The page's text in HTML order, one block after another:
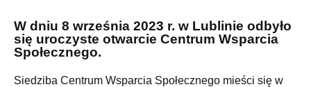
W dniu 8 września 2023 r. w Lublinie odbyło
się uroczyste otwarcie Centrum Wsparcia
Społecznego.
Siedziba Centrum Wsparcia Społecznego mieści się w